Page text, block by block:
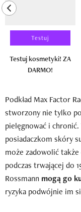
previous element
Testuj
Testuj kosmetyki! ZA
DARMO!
Podkład Max Factor
stworzony nie tylko
pielęgnować i
posiadaczkom skóry
może zadowolić także
podczas trwającej do
Rossmann mogą go
ryzyka podwójnie im